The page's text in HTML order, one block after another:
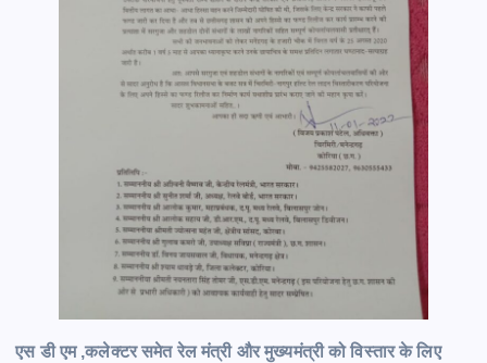
एस डी एम ,कलेक्टर समेत रेल मंत्री और मुख्यमंत्री को विस्तार के लिए